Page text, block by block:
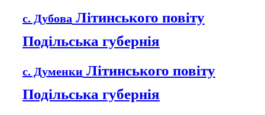
с. Дубова Літинського повіту
Подільська губернія
с. Думенки Літинського повіту
Подільська губернія